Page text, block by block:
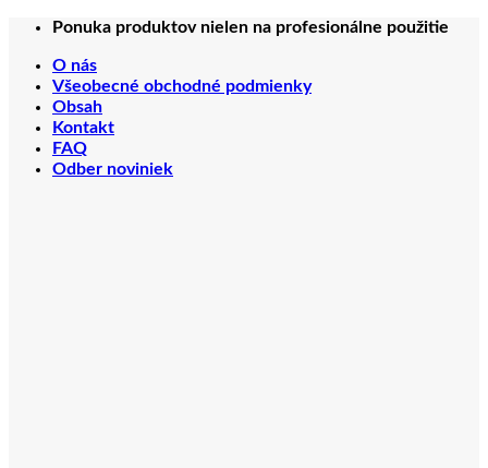
Preskočiť
obsah
Ponuka produktov nielen na profesionálne použitie
O nás
Všeobecné obchodné podmienky
Obsah
Kontakt
FAQ
Odber noviniek